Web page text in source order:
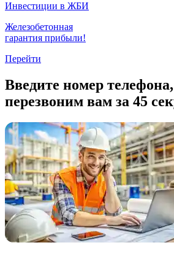
Инвестиции в ЖБИ
Железобетонная
гарантия прибыли!
Перейти
Введите номер
перезвоним вам за 45